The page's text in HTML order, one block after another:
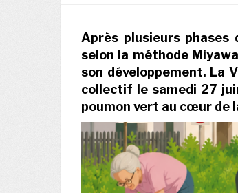
Après plusieurs
selon la méthode
son développement. La
collectif le samedi 27
poumon vert au cœur de